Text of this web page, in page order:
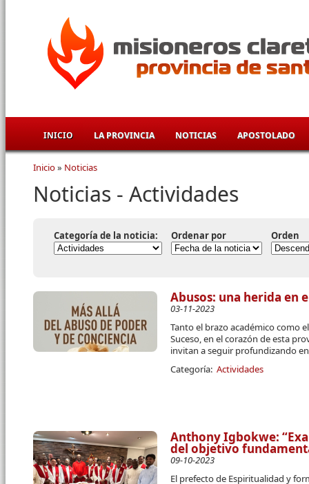
INICIO LA PROVINCIA NOTICIAS APOSTOLADO
Se encuentra usted aquí
Inicio» Noticias
Noticias - Actividades
Categoría de la noticia: Ordenar por Orden
Abusos: una herida en
03-11-2023
Tanto el brazo académico como
Suceso, en el corazón de esta
invitan a seguir profundizando
Categoría: Actividades
Anthony Igbokwe:
del objetivo
09-10-2023
El prefecto de Espiritualidad y